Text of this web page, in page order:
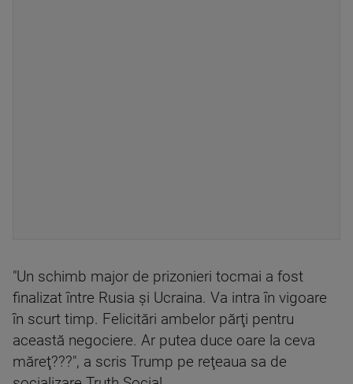
"Un schimb major de prizonieri tocmai a fost
finalizat între Rusia şi Ucraina. Va intra în vigoare
în scurt timp. Felicitări ambelor părţi pentru
această negociere. Ar putea duce oare la ceva
măreţ???", a scris Trump pe reţeaua sa de